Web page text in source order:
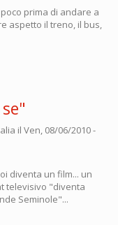
prima di andare a
aspetto il treno, il bus,
il Ven, 08/06/2010 -
diventa un film... un
televisivo "diventa
Seminole"...